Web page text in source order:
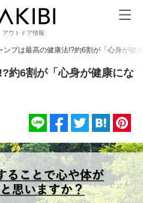
アウトドア情報
ンプは最高の健康法!?約6割が「心身が健
約6割が「心身が健康にな